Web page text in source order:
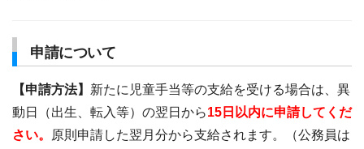
申請について
【申請方法】 新たに児童手当等の支給を受ける場合は、異
動日（出生、転入等）の翌日から15日以内に申請してくだ
さい。
原則申請した翌月分から支給されます。（公務員は